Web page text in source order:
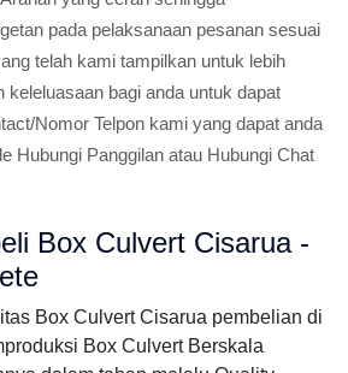
pada pelaksanaan pesanan sesuai
telah kami tampilkan untuk lebih
keleluasaan bagi anda untuk dapat
Nomor Telpon kami yang dapat anda
Hubungi Panggilan atau Hubungi Chat
Box Culvert Cisarua -
Box Culvert Cisarua pembelian di
Box Culvert Berskala